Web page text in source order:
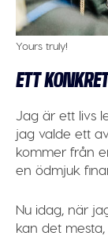
Yours truly!
ETT
Jag är ett livs
jag valde ett
kommer från
en ödmjuk
Nu idag, när
kan det